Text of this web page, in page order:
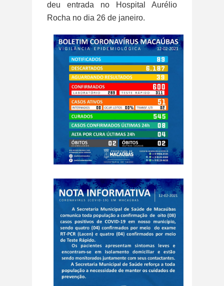
deu entrada no Hospital Aurélio
Rocha no dia 26 de janeiro.